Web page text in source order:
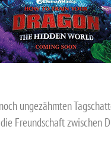
ungezähmten
Freundschaft zwischen